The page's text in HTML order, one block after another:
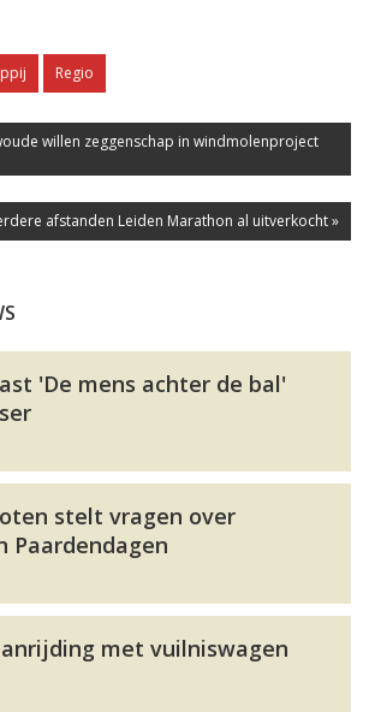
Regio
willen zeggenschap in windmolenproject
afstanden Leiden Marathon al uitverkocht »
'De mens achter de bal'
stelt vragen over
Paardendagen
met vuilniswagen